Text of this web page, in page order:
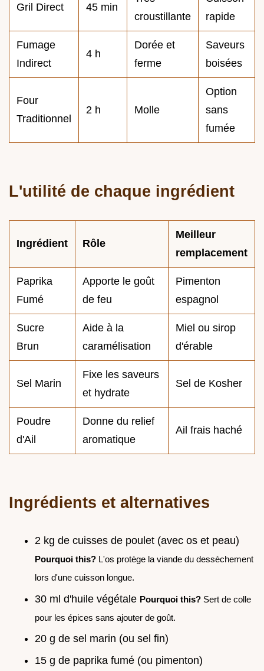
Gril Direct 45 min
croustillante
rapide
Fumage
Indirect
4 h
Dorée et
ferme
Saveurs
boisées
Four
Traditionnel
2 h Molle
Option
sans
fumée
L'utilité de chaque ingrédient
Ingrédient Rôle
Meilleur
remplacement
Paprika
Fumé
Apporte le goût
de feu
Pimenton
espagnol
Sucre
Brun
Aide à la
caramélisation
Miel ou sirop
d'érable
Sel Marin
Fixe les saveurs
et hydrate
Sel de Kosher
Poudre
d'Ail
Donne du relief
aromatique
Ail frais haché
Ingrédients et alternatives
2 kg de cuisses de poulet (avec os et peau)
Pourquoi this? L'os protège la viande du dessèchement
lors d'une cuisson longue.
30 ml d'huile végétale Pourquoi this? Sert de colle
pour les épices sans ajouter de goût.
20 g de sel marin (ou sel fin)
15 g de paprika fumé (ou pimenton)